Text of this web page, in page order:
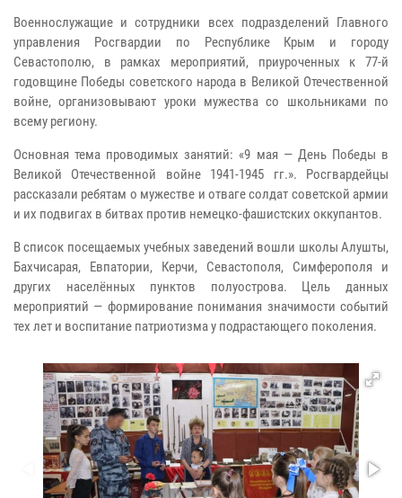
Военнослужащие и сотрудники всех подразделений Главного
управления Росгвардии по Республике Крым и городу
Севастополю, в рамках мероприятий, приуроченных к 77-й
годовщине Победы советского народа в Великой Отечественной
войне, организовывают уроки мужества со школьниками по
всему региону.
Основная тема проводимых занятий: «9 мая — День Победы в
Великой Отечественной войне 1941-1945 гг.». Росгвардейцы
рассказали ребятам о мужестве и отваге солдат советской армии
и их подвигах в битвах против немецко-фашистских оккупантов.
В список посещаемых учебных заведений вошли школы Алушты,
Бахчисарая, Евпатории, Керчи, Севастополя, Симферополя и
других населённых пунктов полуострова. Цель данных
мероприятий — формирование понимания значимости событий
тех лет и воспитание патриотизма у подрастающего поколения.